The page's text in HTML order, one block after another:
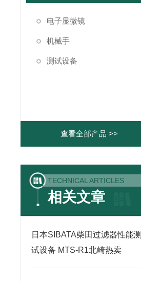
电子显微镜
机械手
测试设备
查看全部产品 >>
TECHNICAL ARTICLES
相关文章
日本SIBATA柴田过滤器性能测
试设备 MTS-R1北崎热卖